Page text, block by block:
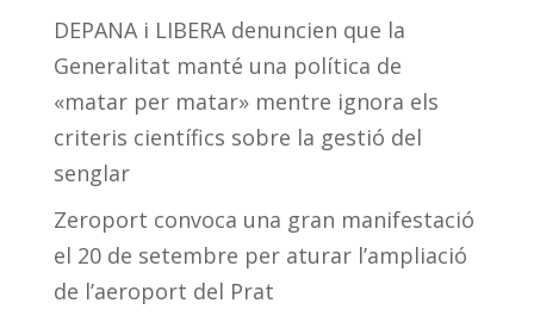
DEPANA i LIBERA denuncien que la
Generalitat manté una política de
«matar per matar» mentre ignora els
criteris científics sobre la gestió del
senglar
Zeroport convoca una gran manifestació
el 20 de setembre per aturar l’ampliació
de l’aeroport del Prat